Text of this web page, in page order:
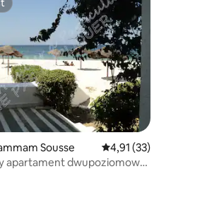
liczba recenzji: 54
Sousse Średnia ocena: 4,91
4,91 (33)
apartament dwupoziomowy